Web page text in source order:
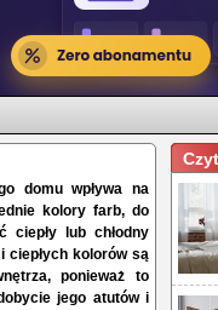
domu wpływa na
kolory farb, do
ciepły lub chłodny
ciepłych kolorów są
ponieważ to
jego atutów i